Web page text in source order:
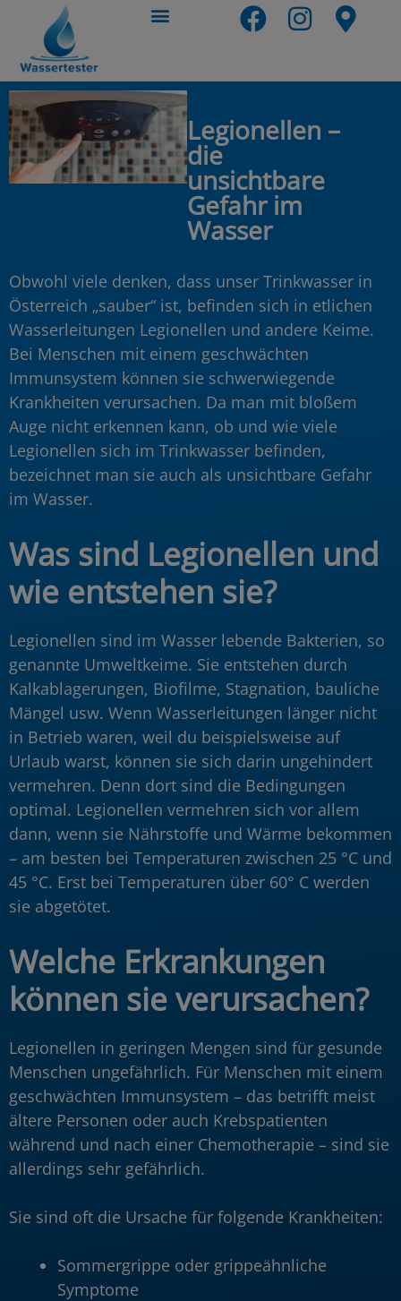
Legionellen –
die
unsichtbare
Gefahr im
Wasser
Obwohl viele denken, dass unser Trinkwasser in
Österreich „sauber“ ist, befinden sich in etlichen
Wasserleitungen Legionellen und andere Keime.
Bei Menschen mit einem geschwächten
Immunsystem können sie schwerwiegende
Krankheiten verursachen. Da man mit bloßem
Auge nicht erkennen kann, ob und wie viele
Legionellen sich im Trinkwasser befinden,
bezeichnet man sie auch als unsichtbare Gefahr
im Wasser.
Was sind Legionellen und
wie entstehen sie?
Legionellen sind im Wasser lebende Bakterien, so
genannte Umweltkeime. Sie entstehen durch
Kalkablagerungen, Biofilme, Stagnation, bauliche
Mängel usw. Wenn Wasserleitungen länger nicht
in Betrieb waren, weil du beispielsweise auf
Urlaub warst, können sie sich darin ungehindert
vermehren. Denn dort sind die Bedingungen
optimal. Legionellen vermehren sich vor allem
dann, wenn sie Nährstoffe und Wärme bekommen
– am besten bei Temperaturen zwischen 25 °C und
45 °C. Erst bei Temperaturen über 60° C werden
sie abgetötet.
Welche Erkrankungen
können sie verursachen?
Legionellen in geringen Mengen sind für gesunde
Menschen ungefährlich. Für Menschen mit einem
geschwächten Immunsystem – das betrifft meist
ältere Personen oder auch Krebspatienten
während und nach einer Chemotherapie – sind sie
allerdings sehr gefährlich.
Sie sind oft die Ursache für folgende Krankheiten:
Sommergrippe oder grippeähnliche
Symptome